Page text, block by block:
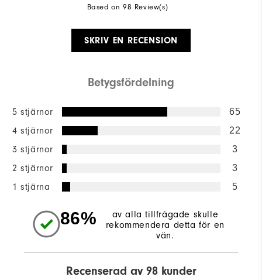
Based on 98 Review(s)
SKRIV EN RECENSION
Betygsfördelning
5 stjärnor 65
4 stjärnor 22
3 stjärnor 3
2 stjärnor 3
1 stjärna 5
86%
av alla tillfrågade skulle
rekommendera detta för en
vän.
Recenserad av 98 kunder